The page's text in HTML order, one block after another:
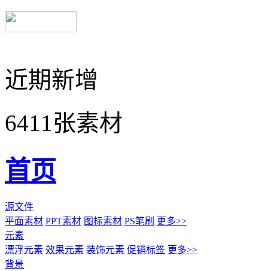
近期新增
6411张素材
首页
源文件
平面素材 PPT素材 图标素材 PS笔刷 更多>>
元素
漂浮元素 效果元素 装饰元素 促销标签 更多>>
背景